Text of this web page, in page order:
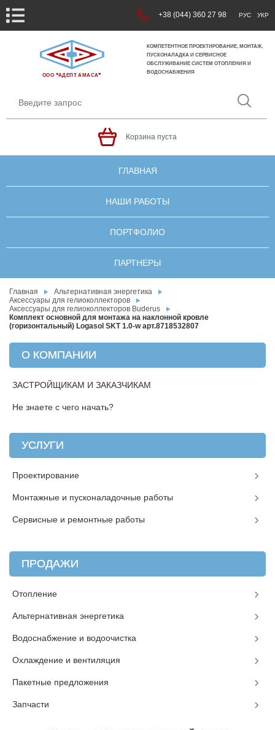
+38 (044) 360 27 98 РУС УКР
ООО ❝АДЕПТ АМАСА❞
КОМПЕТЕНТНОЕ ПРОЕКТИРОВАНИЕ, МОНТАЖ,
ПУСКОНАЛАДКА И СЕРВИСНОЕ
ОБСЛУЖИВАНИЕ СИСТЕМ ОТОПЛЕНИЯ И
ВОДОСНАБЖЕНИЯ
Корзина пуста
ГЛАВНАЯ
НАШИ РАБОТЫ
ПОРТФОЛИО
ПАРТНЕРЫ
Главная
Альтернативная энергетика
Аксессуары для гелиоколлекторов
Аксессуары для гелиоколлекторов Buderus
Комплект основной для монтажа на наклонной кровле
(горизонтальный) Logasol SKT 1.0-w арт.8718532807
О КОМПАНИИ
ЗАСТРОЙЩИКАМ И ЗАКАЗЧИКАМ
Не знаете с чего начать?
УСЛУГИ
Проектирование
Монтажные и пусконаладочные работы
Сервисные и ремонтные работы
ПРОДАЖИ
Отопление
Альтернативная энергетика
Водоснабжение и водоочистка
Охлаждение и вентиляция
Пакетные предложения
Запчасти